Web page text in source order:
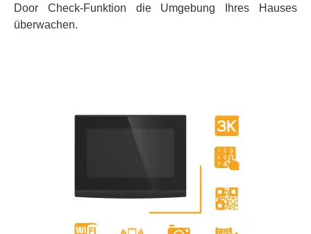
Door Check-Funktion die Umgebung Ihres Hauses
überwachen.